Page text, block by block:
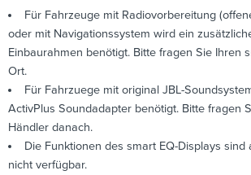
Für Fahrzeuge mit Radiovorbereitung
oder mit Navigationssystem wird ein
Einbaurahmen benötigt. Bitte fragen Sie Ihren
Ort.
Für Fahrzuege mit original JBL-
ActivPlus Soundadapter benötigt. Bitte fragen
Händler danach.
Die Funktionen des smart EQ-Displays sind
nicht verfügbar.